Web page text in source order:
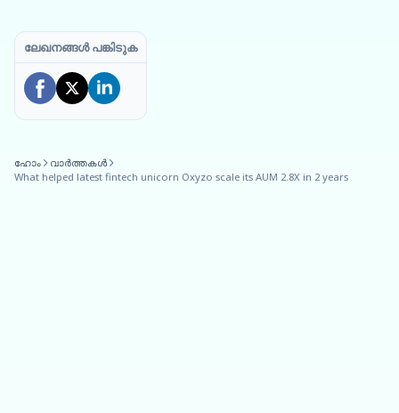
ലേഖനങ്ങൾ പങ്കിടുക
ഹോം
വാർത്തകൾ
What helped latest fintech unicorn Oxyzo scale its AUM 2.8X in 2 years